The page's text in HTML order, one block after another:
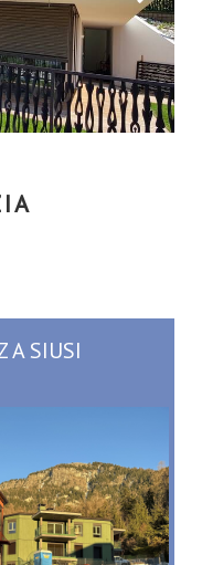
A SIUSI